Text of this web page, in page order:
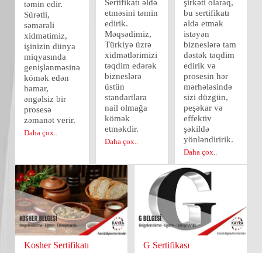
təmin edir.
Sürətli,
səmərəli
xidmətimiz,
işinizin dünya
miqyasında
genişlənməsinə
kömək edən
hamar,
əngəlsiz bir
prosesə
zəmanət verir.
Daha çox..
Sertifikatı əldə
etməsini təmin
edirik.
Məqsədimiz,
Türkiyə üzrə
xidmətlərimizi
təqdim edərək
bizneslərə
üstün
standartlara
nail olmağa
kömək
etməkdir.
Daha çox..
şirkəti olaraq,
bu sertifikatı
əldə etmək
istəyən
bizneslərə tam
dəstək təqdim
edirik və
prosesin hər
mərhələsində
sizi düzgün,
peşəkar və
effektiv
şəkildə
yönləndiririk.
Daha çox..
Kosher Sertifikatı G Sertifikası